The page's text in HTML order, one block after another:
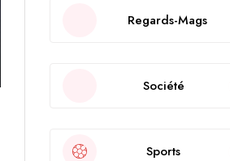
Regards-Mags
Société
Sports